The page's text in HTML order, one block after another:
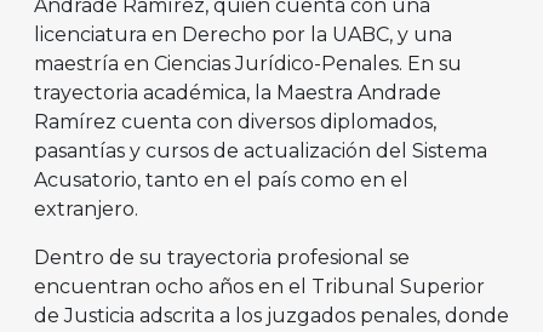
Andrade Ramírez, quien cuenta con una
licenciatura en Derecho por la UABC, y una
maestría en Ciencias Jurídico-Penales. En su
trayectoria académica, la Maestra Andrade
Ramírez cuenta con diversos diplomados,
pasantías y cursos de actualización del Sistema
Acusatorio, tanto en el país como en el
extranjero.
Dentro de su trayectoria profesional se
encuentran ocho años en el Tribunal Superior
de Justicia adscrita a los juzgados penales, donde